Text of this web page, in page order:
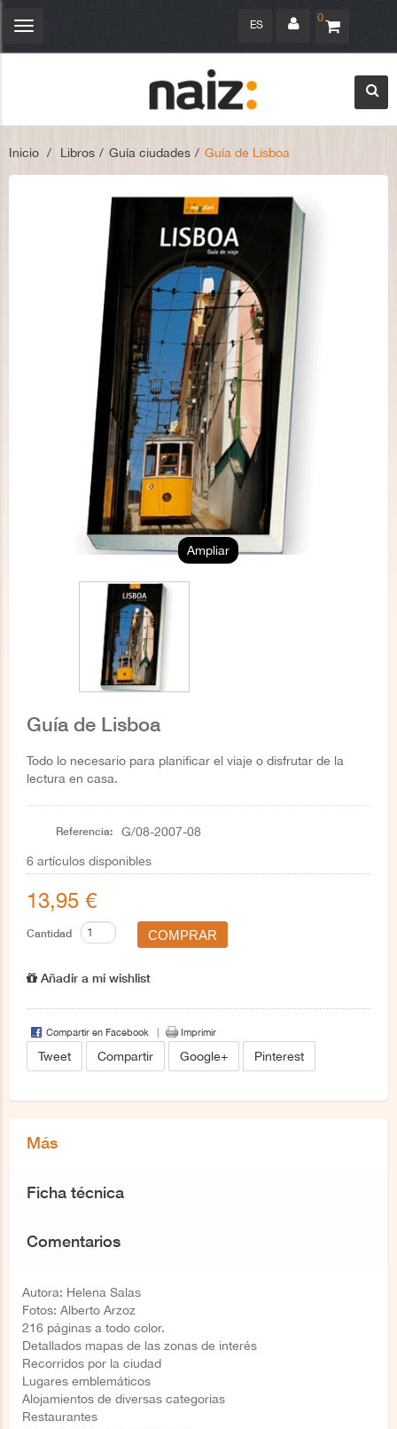
0
ES
Navegación
Inicio > Libros > Guía ciudades > Guía de Lisboa
Ampliar
Guía de Lisboa
Todo lo necesario para planificar el viaje o disfrutar de la
lectura en casa.
Referencia: G/08-2007-08
6 artículos disponibles
13,95 €
Cantidad
Añadir a mi wishlist
Compartir en Facebook Imprimir
Tweet Compartir Google+ Pinterest
Más
Ficha técnica
Comentarios
Autora: Helena Salas
Fotos: Alberto Arzoz
216 páginas a todo color.
Detallados mapas de las zonas de interés
Recorridos por la ciudad
Lugares emblemáticos
Alojamientos de diversas categorias
Restaurantes